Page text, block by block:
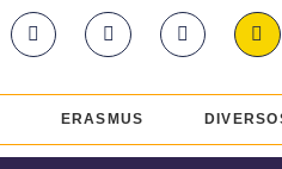
ERASMUS